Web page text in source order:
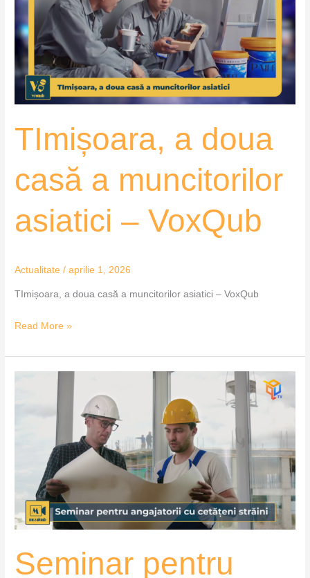
TImișoara, a doua
casă a muncitorilor
asiatici – VoxQub
Actualitate /aprilie 1, 2026
TImișoara, a doua casă a muncitorilor asiatici – VoxQub
casă
muncitorilor
asiatici
–
VoxQub
Read More »
Seminar pentru
MozaiQub